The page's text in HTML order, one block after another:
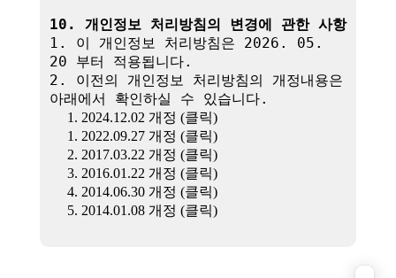
10. 개인정보 처리방침의 변경에 관한 사항
1. 이 개인정보 처리방침은 2026. 05.
20 부터 적용됩니다.
2. 이전의 개인정보 처리방침의 개정내용은
아래에서 확인하실 수 있습니다.
1. 2024.12.02 개정 (클릭)
1. 2022.09.27 개정 (클릭)
2. 2017.03.22 개정 (클릭)
3. 2016.01.22 개정 (클릭)
4. 2014.06.30 개정 (클릭)
5. 2014.01.08 개정 (클릭)